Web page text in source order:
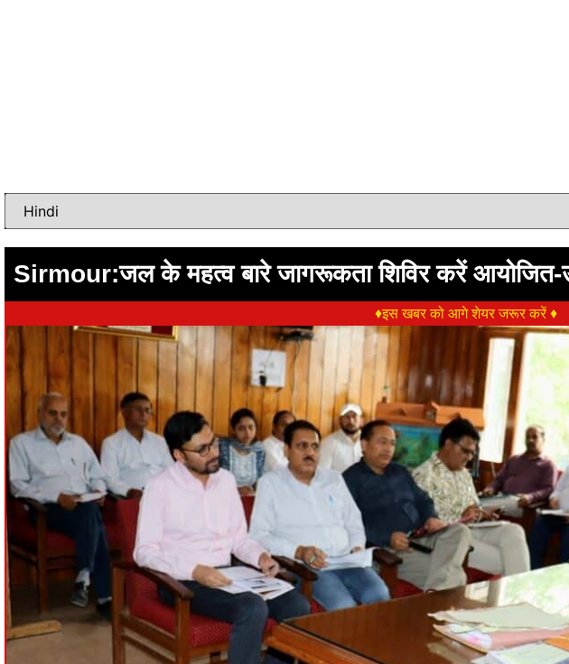
Sirmour:जल के महत्व बारे जागरूकता शिविर करें आयोजित-
♦इस खबर को आगे शेयर जरूर करें ♦